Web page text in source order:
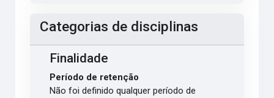
Categorias de disciplinas
Finalidade
Período de retenção
Não foi definido qualquer período de